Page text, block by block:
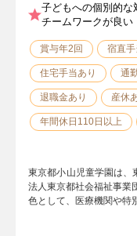
子どもへの個別的な
チームワークが良い
賞与年2回 宿直手
住宅手当あり 通
退職金あり 産休
年間休日110日以上
東京都小山児童学園は、
法人東京都社会福祉事業
色として、医療機関や特